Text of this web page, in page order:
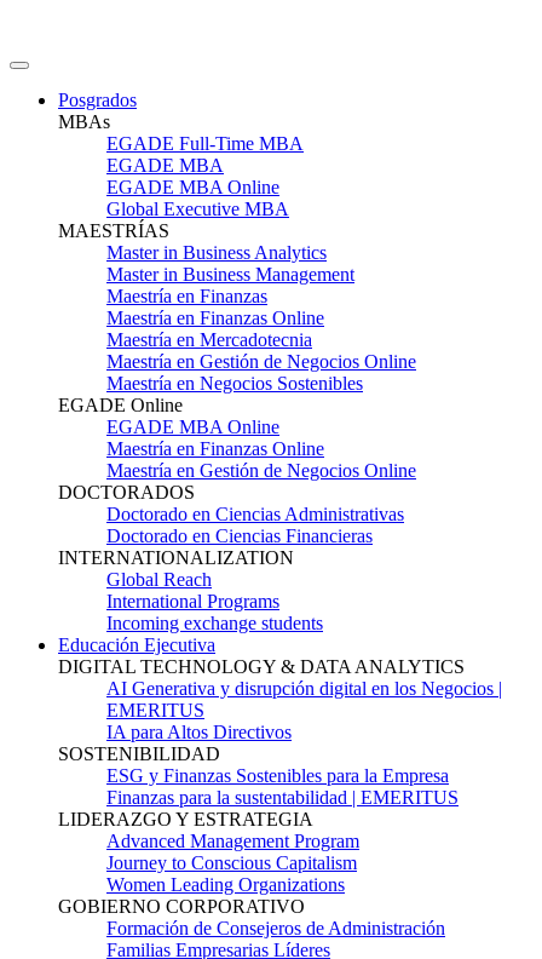
Posgrados
MBAs
EGADE Full-Time MBA
EGADE MBA
EGADE MBA Online
Global Executive MBA
MAESTRÍAS
Master in Business Analytics
Master in Business Management
Maestría en Finanzas
Maestría en Finanzas Online
Maestría en Mercadotecnia
Maestría en Gestión de Negocios Online
Maestría en Negocios Sostenibles
EGADE Online
EGADE MBA Online
Maestría en Finanzas Online
Maestría en Gestión de Negocios Online
DOCTORADOS
Doctorado en Ciencias Administrativas
Doctorado en Ciencias Financieras
INTERNATIONALIZATION
Global Reach
International Programs
Incoming exchange students
Educación Ejecutiva
DIGITAL TECHNOLOGY & DATA ANALYTICS
AI Generativa y disrupción digital en los Negocios |
EMERITUS
IA para Altos Directivos
SOSTENIBILIDAD
ESG y Finanzas Sostenibles para la Empresa
Finanzas para la sustentabilidad | EMERITUS
LIDERAZGO Y ESTRATEGIA
Advanced Management Program
Journey to Conscious Capitalism
Women Leading Organizations
GOBIERNO CORPORATIVO
Formación de Consejeros de Administración
Familias Empresarias Líderes